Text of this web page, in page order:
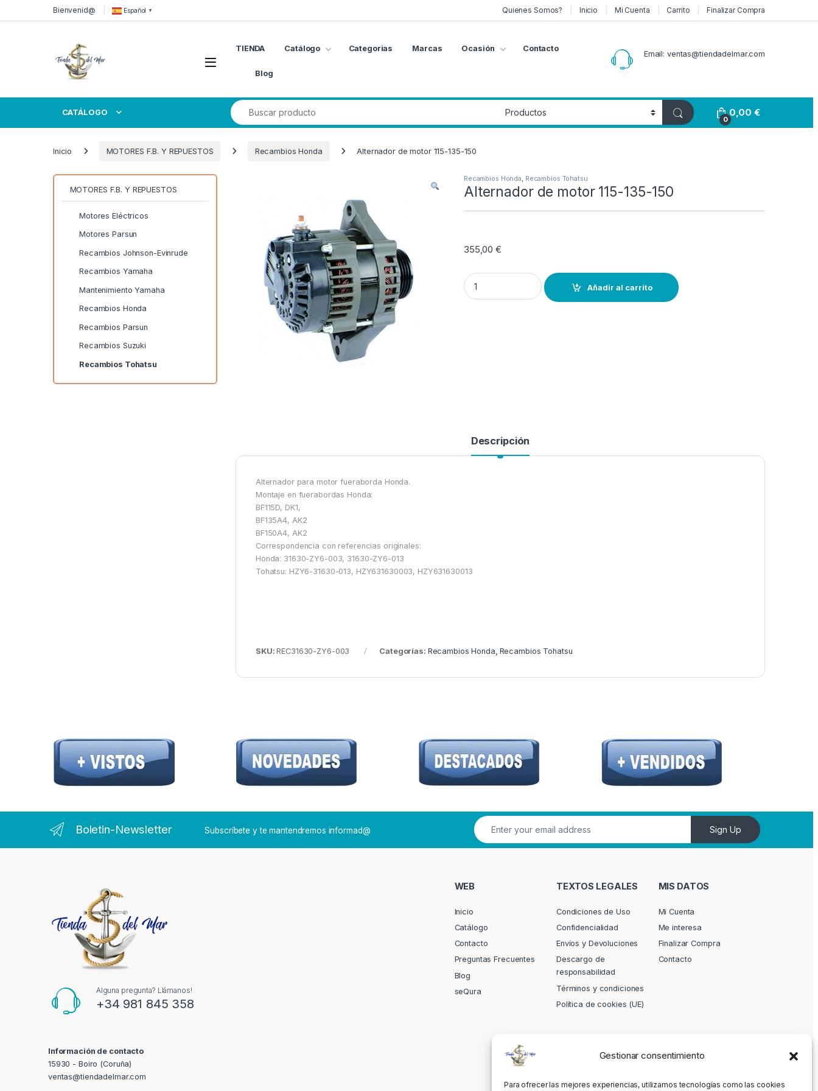
Gestionar consentimiento
Para ofrecer las mejores experiencias, utilizamos tecnologías como las cookies
Skip to navigation
Skip to contentBienvenid@ Español ▼ Quienes Somos? Inicio Mi Cuenta Carrito Finalizar Compra
Open
TIENDA Catálogo Categorias Marcas Ocasión Contacto
Blog
Email: ventas@tiendadelmar.com
CATÁLOGO
Search for:
0
0,00€
Inicio MOTORES F.B. Y REPUESTOS Recambios Honda Alternador de motor 115-135-150
Recambios Honda Recambios Tohatsu
Alternador de motor 115-135-150
355,00€
Alternador de motor 115-135-150 quantity
Añadir al carrito
Descripción
Alternador para motor fueraborda Honda.
Montaje en fuerabordas Honda:
BF115D, DK1,
BF135A4, AK2
BF150A4, AK2
Correspondencia con referencias originales:
Honda: 31630-ZY6-003, 31630-ZY6-013
Tohatsu: HZY6-31630-013, HZY631630003, HZY631630013
SKU:REC31630-ZY6-003 Categorías: Recambios Honda, Recambios Tohatsu
MOTORES F.B. Y REPUESTOS
Motores Eléctricos
Motores Parsun
Recambios Johnson-Evinrude
Recambios Yamaha
Mantenimiento Yamaha
Recambios Honda
Recambios Parsun
Recambios Suzuki
Recambios Tohatsu
Boletin-Newsletter Subscríbete y te mantendremos informad@ Sign Up
Alguna pregunta? Llámanos!
+34 981 845 358
Información de contacto
15930 - Boiro (Coruña)
ventas@tiendadelmar.com
WEB
Inicio
Catálogo
Contacto
Preguntas Frecuentes
Blog
seQura
TEXTOS LEGALES
Condiciones de Uso
Confidencialidad
Envíos y Devoluciones
Descargo de
responsabilidad
Términos y condiciones
Política de cookies (UE)
MIS DATOS
Mi Cuenta
Me interesa
Finalizar Compra
Contacto